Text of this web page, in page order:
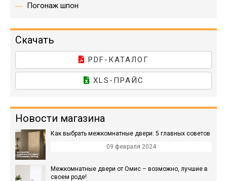
Погонаж шпон
Скачать
PDF-КАТАЛОГ
XLS-ПРАЙС
Новости магазина
Как выбрать межкомнатные двери: 5 главных советов
09 февраля 2024
Межкомнатные двери от Омис – возможно, лучшие в
своем роде!